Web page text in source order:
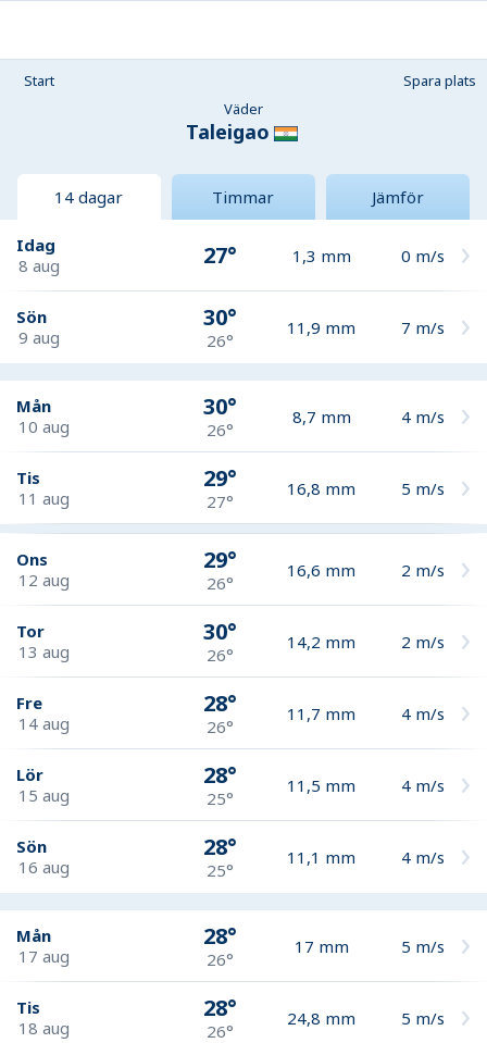
Start
Spara plats
Väder
Taleigao
14 dagar Timmar Jämför
Idag
8 aug
27° 1,3 mm 0 m/s
Sön
9 aug
30°
26°
11,9 mm 7 m/s
Mån
10 aug
30°
26°
8,7 mm 4 m/s
Tis
11 aug
29°
27°
16,8 mm 5 m/s
Ons
12 aug
29°
26°
16,6 mm 2 m/s
Tor
13 aug
30°
26°
14,2 mm 2 m/s
Fre
14 aug
28°
26°
11,7 mm 4 m/s
Lör
15 aug
28°
25°
11,5 mm 4 m/s
Sön
16 aug
28°
25°
11,1 mm 4 m/s
Mån
17 aug
28°
26°
17 mm 5 m/s
Tis
18 aug
28°
26°
24,8 mm 5 m/s